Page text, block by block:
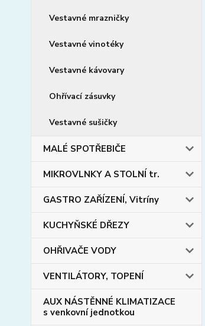
Vestavné mrazničky
Vestavné vinotéky
Vestavné kávovary
Ohřívací zásuvky
Vestavné sušičky
MALÉ SPOTŘEBIČE
MIKROVLNKY A STOLNÍ tr.
GASTRO ZAŘÍZENÍ, Vitríny
KUCHYŇSKÉ DŘEZY
OHŘIVAČE VODY
VENTILÁTORY, TOPENÍ
AUX NÁSTĚNNÉ KLIMATIZACE
s venkovní jednotkou